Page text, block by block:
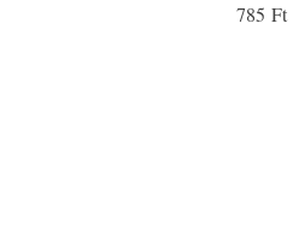
785 Ft